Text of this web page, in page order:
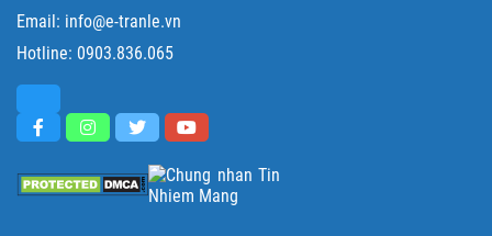
Email: info@e-tranle.vn
Hotline: 0903.836.065